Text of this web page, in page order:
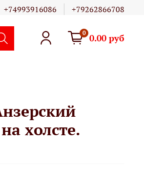
+74993916086 +79262866708
0 0.00 руб
холсте.